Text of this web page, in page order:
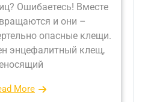
Ошибаетесь! Вместе
и они –
опасные клещи.
энцефалитный клещ,
More